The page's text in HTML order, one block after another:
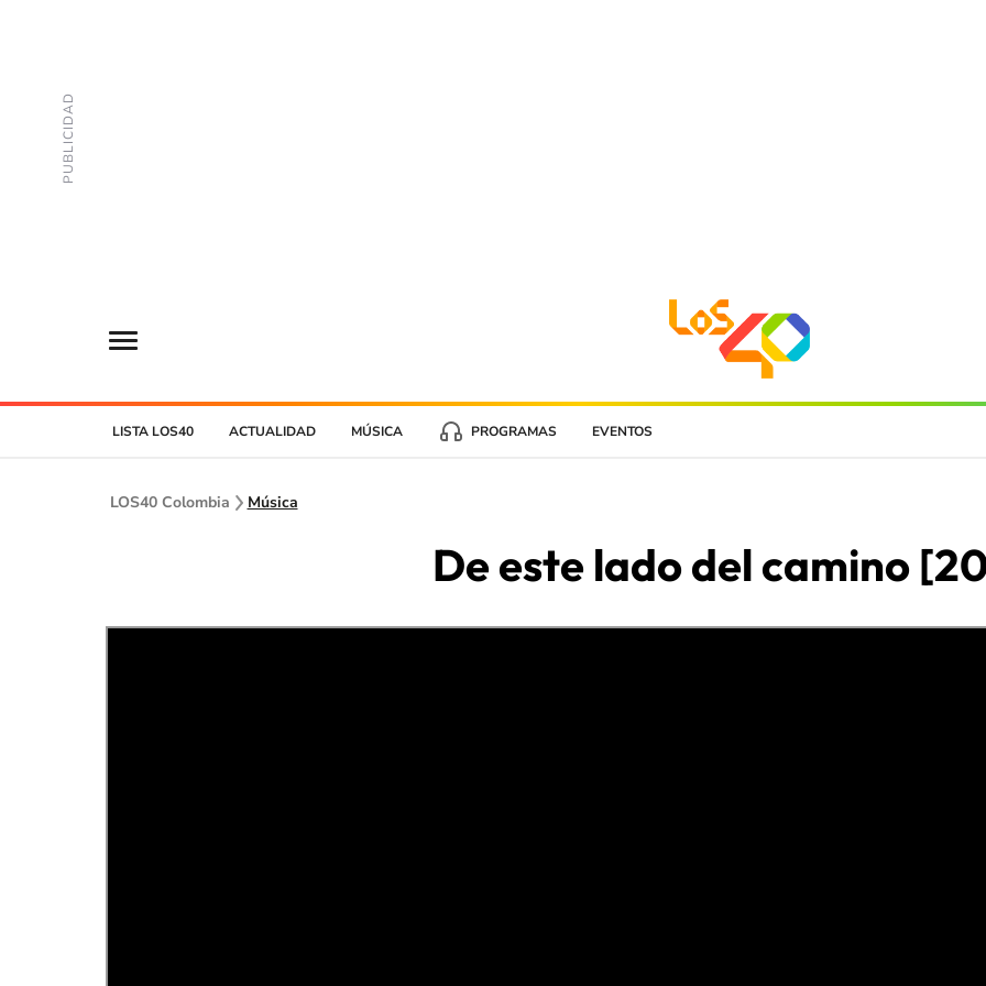
LISTA LOS40 ACTUALIDAD MÚSICA PROGRAMAS EVENTOS
LOS40 Colombia Música
De este lado del camino